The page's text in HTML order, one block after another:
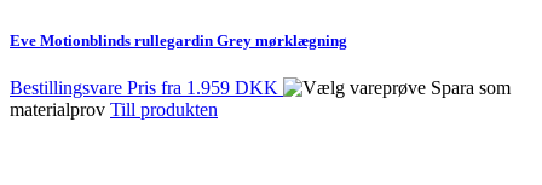
Eve Motionblinds rullegardin Grey mørklægning
Bestillingsvare Pris fra 1.959 DKK
Spara som
materialprov Till produkten